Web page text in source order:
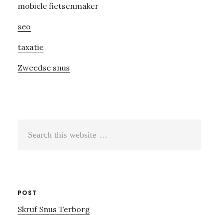
mobiele fietsenmaker
seo
taxatie
Zweedse snus
POST
Skruf Snus Terborg